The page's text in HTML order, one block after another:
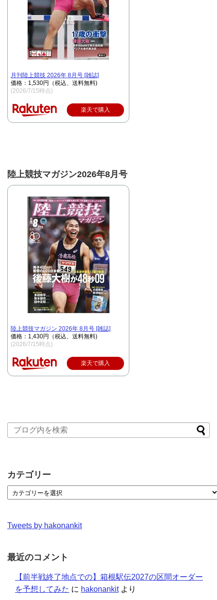
月刊陸上競技 2026年 8月号 [雑誌]
価格：1,530円（税込、送料無料)
(2026/7/15時点)
楽天で購入
陸上競技マガジン2026年8月号
陸上競技マガジン 2026年 8月号 [雑誌]
価格：1,430円（税込、送料無料)
(2026/7/15時点)
楽天で購入
カテゴリー
Tweets by hakonankit
最近のコメント
【前半戦終了地点での】箱根駅伝2027の区間オーダー
を予想してみた に hakonankitより